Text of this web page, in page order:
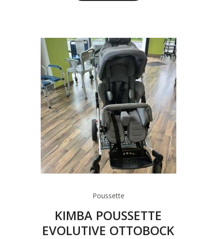
Poussette
KIMBA POUSSETTE
EVOLUTIVE OTTOBOCK